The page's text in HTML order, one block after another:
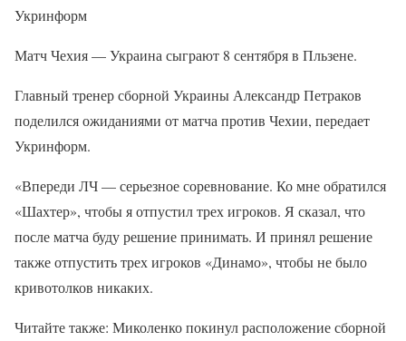
Укринформ
Матч Чехия — Украина сыграют 8 сентября в Пльзене.
Главный тренер сборной Украины Александр Петраков
поделился ожиданиями от матча против Чехии, передает
Укринформ.
«Впереди ЛЧ — серьезное соревнование. Ко мне обратился
«Шахтер», чтобы я отпустил трех игроков. Я сказал, что
после матча буду решение принимать. И принял решение
также отпустить трех игроков «Динамо», чтобы не было
кривотолков никаких.
Читайте также: Миколенко покинул расположение сборной